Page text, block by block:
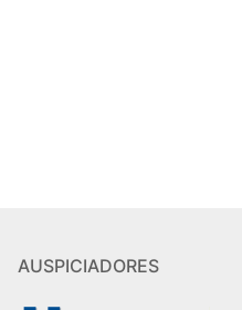
AUSPICIADORES